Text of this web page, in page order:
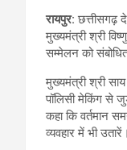
रायपुर:छत्तीसगढ़
मुख्यमंत्री श्री
सम्मेलन को
मुख्यमंत्री श्री
पॉलिसी मेकिंग से
कहा कि वर्तमान
व्यवहार में भी उतारें।